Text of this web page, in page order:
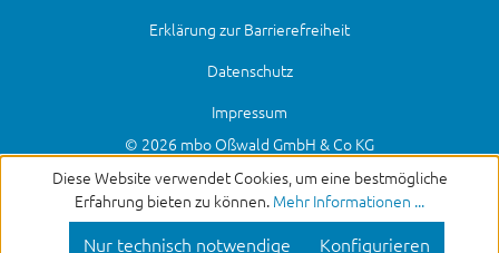
Diese Website verwendet Cookies, um eine bestmögliche
Erfahrung bieten zu können. Mehr Informationen ...
Nur technisch notwendige Konfigurieren
Erklärung zur Barrierefreiheit
Datenschutz
Impressum
© 2026 mbo Oßwald GmbH & Co KG